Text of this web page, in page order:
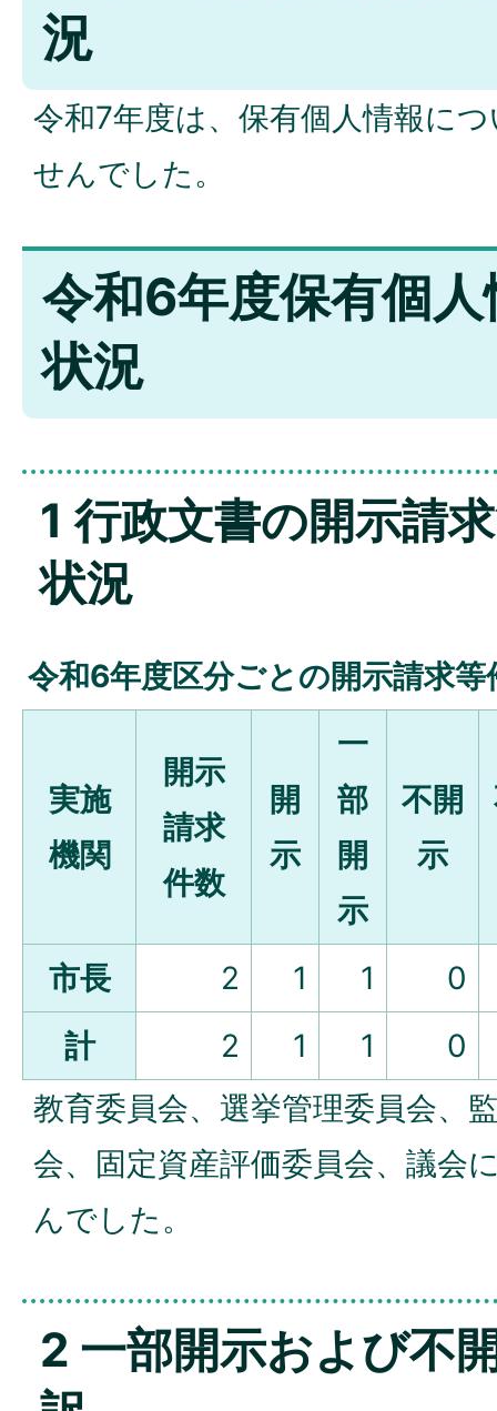
況
令和7年度は、保有個人情報に
せんでした。
令和6年度保有個
状況
1 行政文書の開示請
状況
令和6年度区分ごとの開示請求等
実施
機関
開示
請求
件数
開
示
一
部
開
示
不開
示
市長 2 1 1
0
計
2 1 1
0
教育委員会、選挙管理委員会、
会、固定資産評価委員会、議会
んでした。
2 一部開示および不